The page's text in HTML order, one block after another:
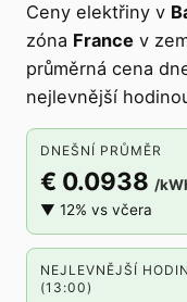
Ceny elektřiny v
zóna France v
průměrná cena
nejlevnější
DNEŠNÍ PRŮMĚR
€ 0.0938 /
▼ 12% vs včera
NEJLEVNĚJŠÍ
(13:00)